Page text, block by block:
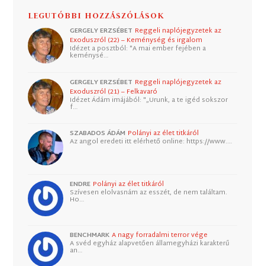
LEGUTÓBBI HOZZÁSZÓLÁSOK
GERGELY ERZSÉBET Reggeli naplójegyzetek az
Exoduszról (22) – Keménység és irgalom
Idézet a posztból: "A mai ember fejében a
keménysé…
GERGELY ERZSÉBET Reggeli naplójegyzetek az
Exoduszról (21) – Felkavaró
Idézet Ádám imájából: "„Urunk, a te igéd sokszor
f…
SZABADOS ÁDÁM Polányi az élet titkáról
Az angol eredeti itt elérhető online: https://www.…
ENDRE Polányi az élet titkáról
Szívesen elolvasnám az esszét, de nem találtam.
Ho…
BENCHMARK A nagy forradalmi terror vége
A svéd egyház alapvetően államegyházi karakterű
an…